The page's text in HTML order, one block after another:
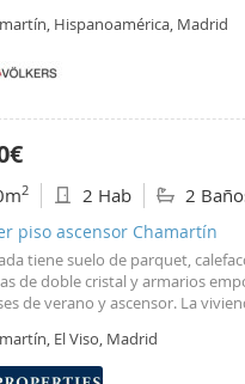
Bernabéu. Se ubica próxima a
Hispanoamérica, Madrid
2 2 Hab 2
piso ascensor Chamartín
tiene suelo de parquet,
de doble cristal y armarios
de verano y ascensor. La
Bernabéu, al Paseo de la
comunicada por trasporte
El Viso, Madrid